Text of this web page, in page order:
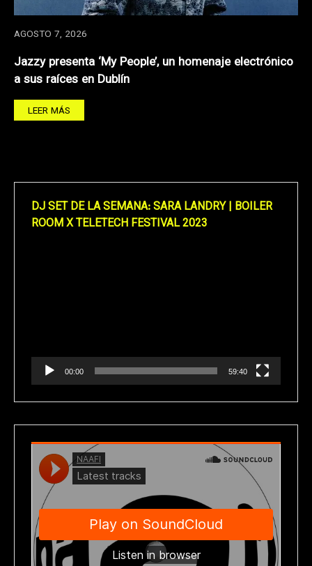
AGOSTO 7, 2026
Jazzy presenta ‘My People’, un homenaje electrónico
a sus raíces en Dublín
LEER MÁS
DJ SET DE LA SEMANA: SARA LANDRY | BOILER
ROOM X TELETECH FESTIVAL 2023
00:00 59:40